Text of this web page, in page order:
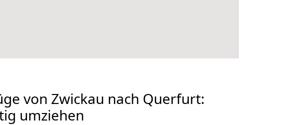
von Zwickau nach Querfurt:
umziehen